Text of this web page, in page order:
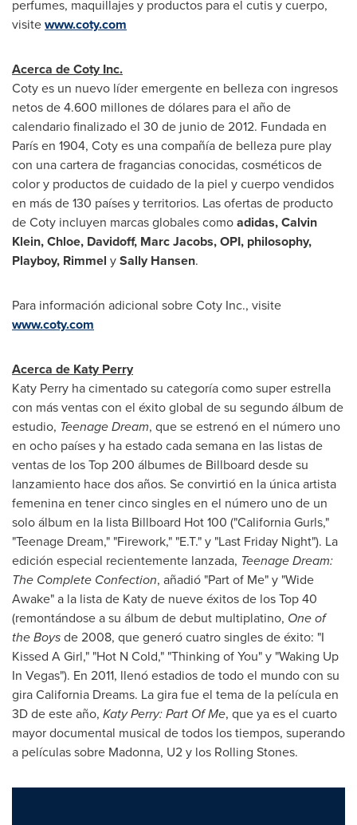
perfumes, maquillajes y productos para el cutis y cuerpo,
visitewww.coty.com
Acerca de Coty Inc.
Coty es un nuevo líder emergente en belleza con ingresos
netos de 4.600 millones de dólares para el año de
calendario finalizado el 30 de junio de 2012. Fundada en
París en 1904, Coty es una compañía de belleza pure play
con una cartera de fragancias conocidas, cosméticos de
color y productos de cuidado de la piel y cuerpo vendidos
en más de 130 países y territorios. Las ofertas de producto
de Coty incluyen marcas globales comoadidas,Calvin
Klein, Chloe, Davidoff, Marc Jacobs, OPI, philosophy,
Playboy, Rimmel ySally Hansen.
Para información adicional sobre Coty Inc., visite
www.coty.com
Acerca de Katy Perry
Katy Perry ha cimentado su categoría como super estrella
con más ventas con el éxito global de su segundo álbum de
estudio, Teenage Dream, que se estrenó en el número uno
en ocho países y ha estado cada semana en las listas de
ventas de los Top 200 álbumes de Billboard desde su
lanzamiento hace dos años. Se convirtió en la única artista
femenina en tener cinco singles en el número uno de un
solo álbum en la lista Billboard Hot 100 ("California Gurls,"
"Teenage Dream," "Firework," "E.T." y "Last Friday Night"). La
edición especial recientemente lanzada, Teenage Dream:
The Complete Confection, añadió "Part of Me" y "Wide
Awake" a la lista de Katy de nueve éxitos de los Top 40
(remontándose a su álbum de debut multiplatino, One of
the Boysde 2008, que generó cuatro singles de éxito: "I
Kissed A Girl," "Hot N Cold," "Thinking of You" y "Waking Up
In Vegas"). En 2011, llenó estadios de todo el mundo con su
gira California Dreams. La gira fue el tema de la película en
3D de este año, Katy Perry: Part Of Me, que ya es el cuarto
mayor documental musical de todos los tiempos, superando
a películas sobre Madonna, U2 y los Rolling Stones.